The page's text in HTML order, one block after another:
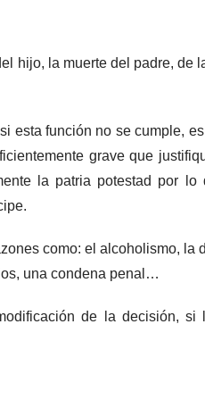
hijo, la muerte del padre, de
esta función no se cumple,
grave que
la patria potestad por lo
como: el alcoholismo, la
una condena penal…
de la decisión, si